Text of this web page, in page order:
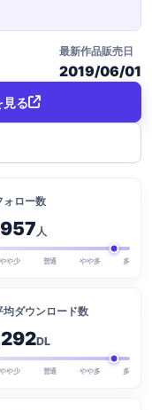
最新作品販売日
2019/06/01
見る
ォロー数
人
やや少 普通 やや多 多
均ダウンロード数
DL
やや少 普通 やや多 多